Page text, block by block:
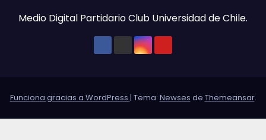
Medio Digital Partidario Club Universidad de Chile.
Funciona gracias a WordPress | Tema: Newses de Themeansar.